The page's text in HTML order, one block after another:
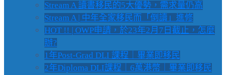
Stream A 讀書移民的5大優勢，需求量仍高
Stream A | 中年全家移民而「倒讀」進修
HOT !! | OWP申請，於23年2月7日截止，怎麼
辦?
1年Post-Grad DLI 課程｜畢業即移民
2年Diploma DLI課程｜6萬港幣｜畢業即移民